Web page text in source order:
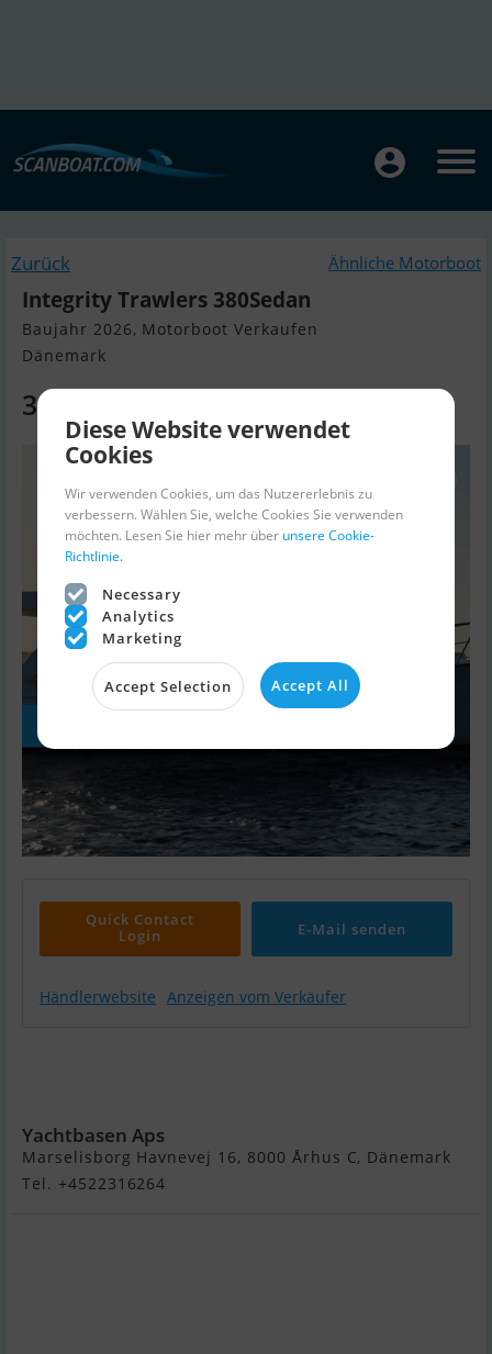
Zurück Ähnliche Motorboot
Integrity Trawlers 380Sedan
Baujahr 2026, Motorboot Verkaufen
Dänemark
399.618 EUR
Quick Contact
Login
E-Mail senden
Händlerwebsite Anzeigen vom Verkäufer
Yachtbasen Aps
Marselisborg Havnevej 16, 8000 Århus C, Dänemark
Tel. +4522316264
Diese Website verwendet
Cookies
Wir verwenden Cookies, um das Nutzererlebnis zu
verbessern. Wählen Sie, welche Cookies Sie verwenden
möchten. Lesen Sie hier mehr über unsere Cookie-
Richtlinie.
Necessary
Analytics
Marketing
Accept Selection Accept All